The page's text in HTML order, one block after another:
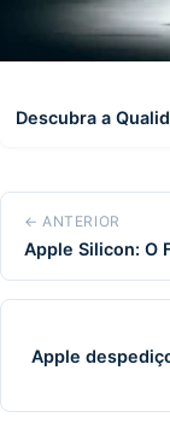
Descubra a
← ANTERIOR
Apple Silicon: O
Apple